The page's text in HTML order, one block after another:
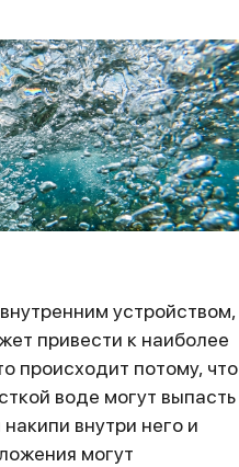
устройством,
привести к наиболее
происходит потому, что
воде могут выпасть
внутри него и
могут